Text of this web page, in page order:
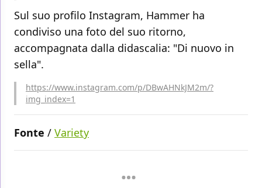
Sul suo profilo Instagram, Hammer ha
condiviso una foto del suo ritorno,
accompagnata dalla didascalia: "Di nuovo in
sella".
https://www.instagram.com/p/DBwAHNkJM2m/?
img_index=1
Fonte / Variety